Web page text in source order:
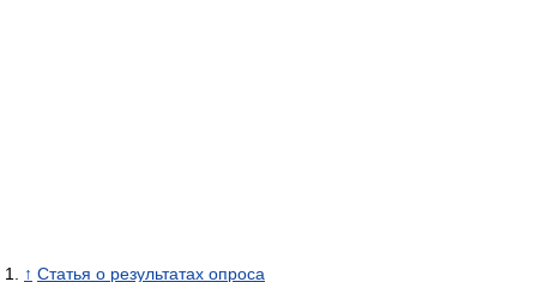
↑ Статья о результатах опроса